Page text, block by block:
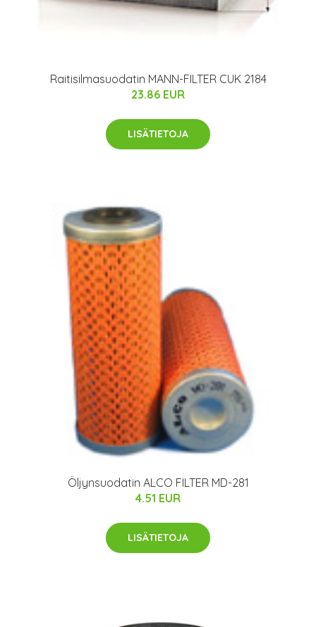
Raitisilmasuodatin MANN-FILTER CUK 2184
23.86 EUR
LISÄTIETOJA
Öljynsuodatin ALCO FILTER MD-281
4.51 EUR
LISÄTIETOJA